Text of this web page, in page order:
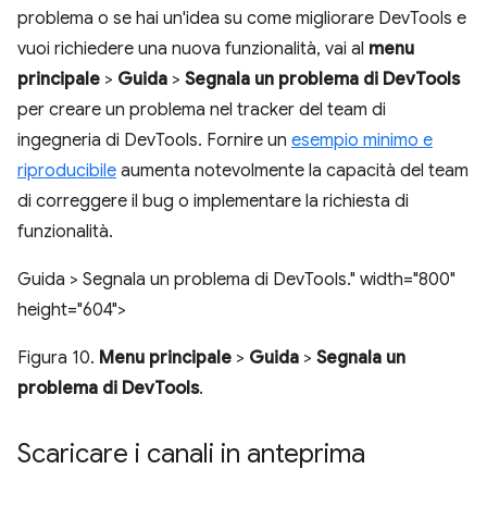
problema o se hai un'idea su come migliorare DevTools e
vuoi richiedere una nuova funzionalità, vai al menu
principale > Guida > Segnala un problema di DevTools
per creare un problema nel tracker del team di
ingegneria di DevTools. Fornire un esempio minimo e
riproducibile aumenta notevolmente la capacità del team
di correggere il bug o implementare la richiesta di
funzionalità.
Guida > Segnala un problema di DevTools." width="800"
height="604">
Figura 10. Menu principale > Guida > Segnala un
problema di DevTools.
Scaricare i canali in anteprima